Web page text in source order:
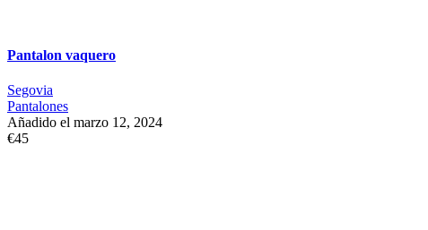
Pantalon vaquero
Segovia
Pantalones
Añadido el marzo 12, 2024
€45